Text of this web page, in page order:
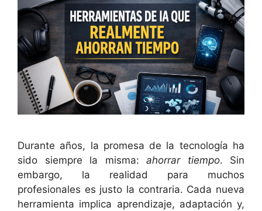
Durante años, la promesa de la tecnología ha
sido siempre la misma: ahorrar tiempo. Sin
embargo, la realidad para muchos
profesionales es justo la contraria. Cada nueva
herramienta implica aprendizaje, adaptación y,